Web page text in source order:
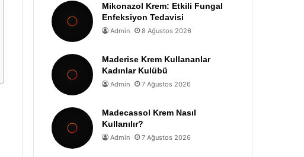
Mikonazol Krem: Etkili Fungal
Enfeksiyon Tedavisi
Admin 8 Ağustos 2026
Maderise Krem Kullananlar
Kadınlar Kulübü
Admin 7 Ağustos 2026
Madecassol Krem Nasıl
Kullanılır?
Admin 7 Ağustos 2026